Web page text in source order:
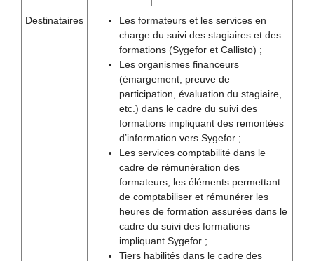
Destinataires
Les formateurs et les services en
charge du suivi des stagiaires et des
formations (Sygefor et Callisto) ;
Les organismes financeurs
(émargement, preuve de
participation, évaluation du stagiaire,
etc.) dans le cadre du suivi des
formations impliquant des remontées
d’information vers Sygefor ;
Les services comptabilité dans le
cadre de rémunération des
formateurs, les éléments permettant
de comptabiliser et rémunérer les
heures de formation assurées dans le
cadre du suivi des formations
impliquant Sygefor ;
Tiers habilités dans le cadre des